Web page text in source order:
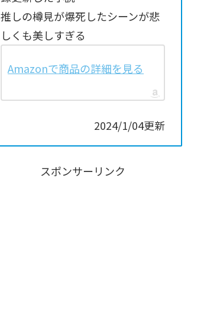
推しの樽見が爆死したシーンが悲
しくも美しすぎる
Amazonで商品の詳細を見る
2024/1/04更新
スポンサーリンク